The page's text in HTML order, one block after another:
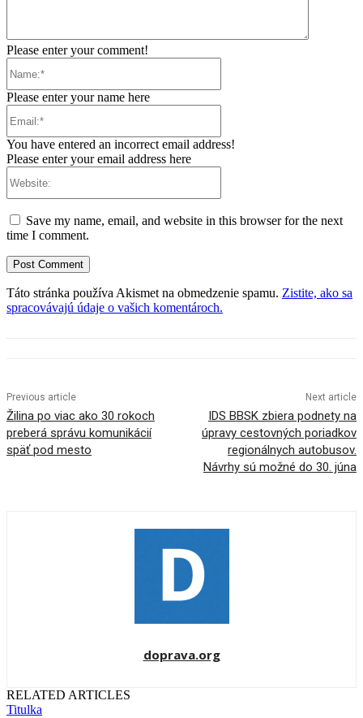
Please enter your comment!
Please enter your name here
You have entered an incorrect email address!
Please enter your email address here
Save my name, email, and website in this browser for the next
time I comment.
Táto stránka používa Akismet na obmedzenie spamu. Zistite, ako sa
spracovávajú údaje o vašich komentároch.
Previous article
Žilina po viac ako 30 rokoch
preberá správu komunikácií
späť pod mesto
Next article
IDS BBSK zbiera podnety na
úpravy cestovných poriadkov
regionálnych autobusov.
Návrhy sú možné do 30. júna
doprava.org
RELATED ARTICLES
Titulka